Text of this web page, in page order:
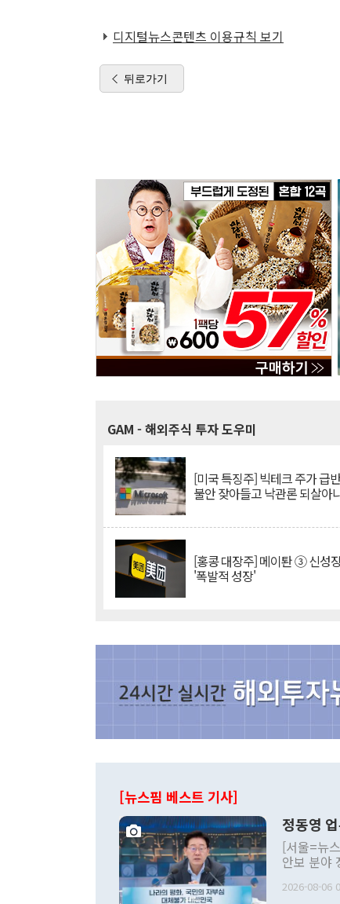
디지털뉴스콘텐츠 이용규칙 보기
뒤로가기
GAM - 해외주식 투자 도우미
[미국 특징주] 빅테크 주가 급
불안 잦아들고 낙관론 되살아
[홍콩 대장주] 메이퇀 ③ 신성
'폭발적 성장'
[뉴스핌 베스트 기사]
정동영
[서울=뉴
안보 분야
발언 중에
2026-08-06